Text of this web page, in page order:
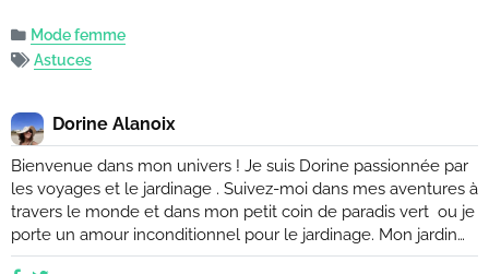
Mode femme
Astuces
Dorine Alanoix
Bienvenue dans mon univers ! Je suis Dorine passionnée par
les voyages et le jardinage . Suivez-moi dans mes aventures à
travers le monde et dans mon petit coin de paradis vert ou je
porte un amour inconditionnel pour le jardinage. Mon jardin
est mon havre de paix, un endroit où je peux me ressourcer